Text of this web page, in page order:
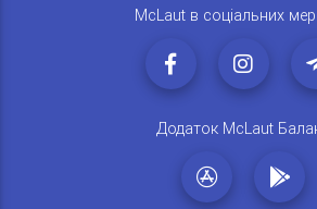
McLaut в соціальних
Додаток McLaut